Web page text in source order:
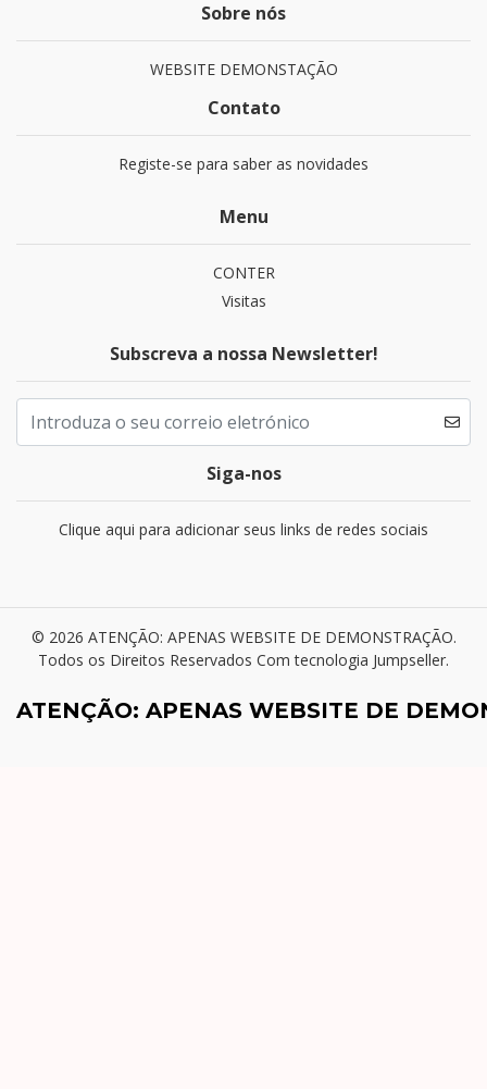
Sobre nós
WEBSITE DEMONSTAÇÃO
Contato
Registe-se para saber as novidades
Menu
CONTER
Visitas
Subscreva a nossa Newsletter!
Siga-nos
Clique aqui para adicionar seus links de redes sociais
© 2026 ATENÇÃO: APENAS WEBSITE DE DEMONSTRAÇÃO.
Todos os Direitos Reservados Com tecnologia Jumpseller.
ATENÇÃO: APENAS WEBSITE DE